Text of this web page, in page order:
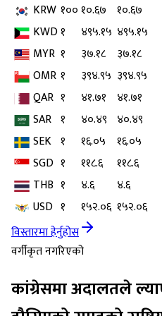
KRW १००१०.६७ १०.६७
KWD१ ४९५.१५ ४९५.१५
MYR १ ३७.१८
३७.१८
OMR १ ३९४.९५ ३९४.९५
QAR १ ४१.७१
४१.७१
SAR १ ४०.४९ ४०.४९
SEK १ १६.०५
१६.०५
SGD १ ११८.६
११८.६
THB १ ४.६
४.६
USD १ १५२.०६ १५२.०६
विस्तारमा हेर्नुहोस
वर्गीकृत नगरिएको
कांग्रेसमा अदालतले